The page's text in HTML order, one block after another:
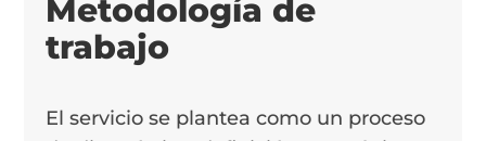
Metodología de
trabajo
El servicio se plantea como un proceso